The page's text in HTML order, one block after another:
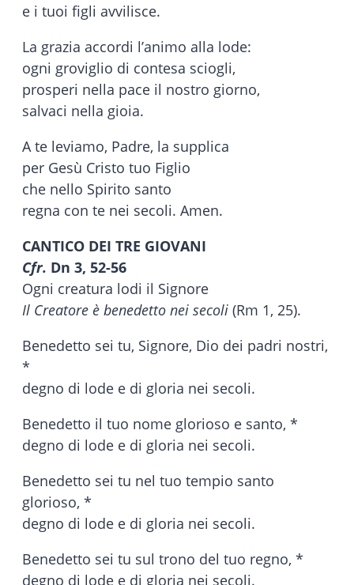
e i tuoi figli avvilisce.
La grazia accordi l’animo alla lode:
ogni groviglio di contesa sciogli,
prosperi nella pace il nostro giorno,
salvaci nella gioia.
A te leviamo, Padre, la supplica
per Gesù Cristo tuo Figlio
che nello Spirito santo
regna con te nei secoli. Amen.
CANTICO DEI TRE GIOVANI
Cfr. Dn 3, 52-56
Ogni creatura lodi il Signore
Il Creatore è benedetto nei secoli (Rm 1, 25).
Benedetto sei tu, Signore, Dio dei padri nostri,
*
degno di lode e di gloria nei secoli.
Benedetto il tuo nome glorioso e santo, *
degno di lode e di gloria nei secoli.
Benedetto sei tu nel tuo tempio santo
glorioso, *
degno di lode e di gloria nei secoli.
Benedetto sei tu sul trono del tuo regno, *
degno di lode e di gloria nei secoli.